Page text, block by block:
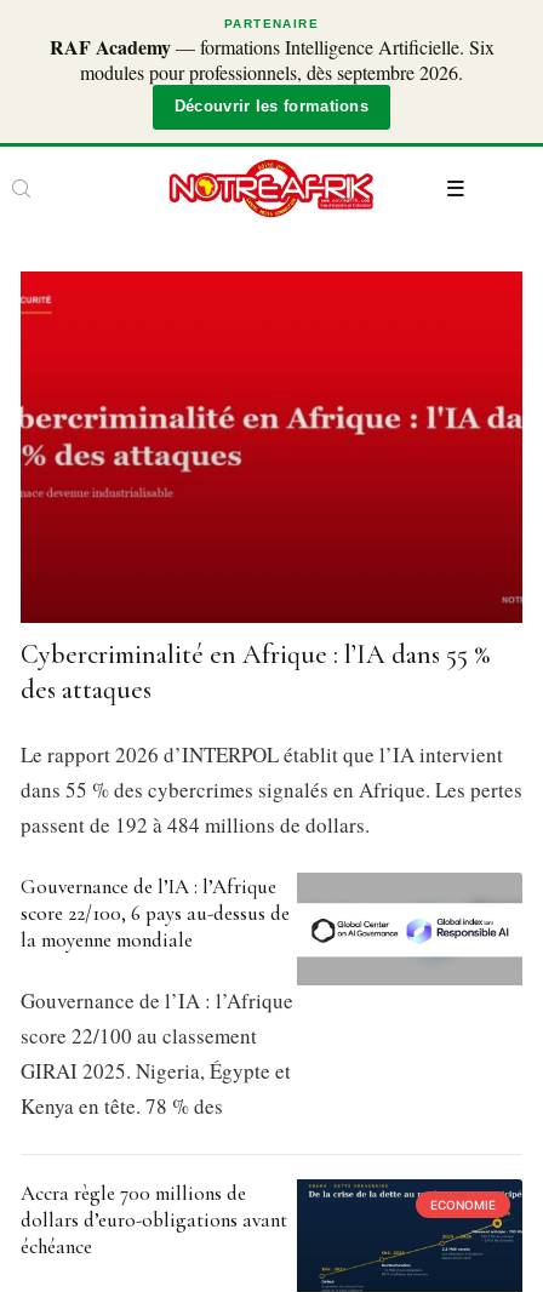
PARTENAIRE
RAF Academy— formations Intelligence Artificielle. Six
modules pour professionnels, dès septembre 2026.
Découvrir les formations
Cybercriminalité en Afrique : l’IA dans 55 %
des attaques
Le rapport 2026 d’INTERPOL établit que l’IA intervient
dans 55 % des cybercrimes signalés en Afrique. Les pertes
passent de 192 à 484 millions de dollars.
Gouvernance de l’IA : l’Afrique
score 22/100, 6 pays au-dessus de
la moyenne mondiale
Gouvernance de l’IA : l’Afrique
score 22/100 au classement
GIRAI 2025. Nigeria, Égypte et
Kenya en tête. 78 % des
ECONOMIE
Accra règle 700 millions de
dollars d’euro-obligations avant
échéance